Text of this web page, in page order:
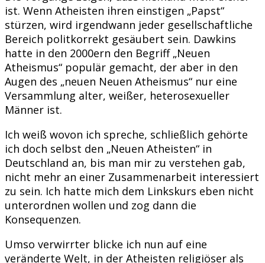
ist. Wenn Atheisten ihren einstigen „Papst“
stürzen, wird irgendwann jeder gesellschaftliche
Bereich politkorrekt gesäubert sein. Dawkins
hatte in den 2000ern den Begriff „Neuen
Atheismus“ populär gemacht, der aber in den
Augen des „neuen Neuen Atheismus“ nur eine
Versammlung alter, weißer, heterosexueller
Männer ist.
Ich weiß wovon ich spreche, schließlich gehörte
ich doch selbst den „Neuen Atheisten“ in
Deutschland an, bis man mir zu verstehen gab,
nicht mehr an einer Zusammenarbeit interessiert
zu sein. Ich hatte mich dem Linkskurs eben nicht
unterordnen wollen und zog dann die
Konsequenzen.
Umso verwirrter blicke ich nun auf eine
veränderte Welt, in der Atheisten religiöser als